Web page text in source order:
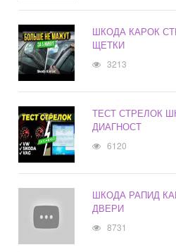
ШКОДА КАРОК
ЩЕТКИ
3213
ТЕСТ СТРЕЛОК
ДИАГНОСТ
6120
ШКОДА РАПИД
ДВЕРИ
8731